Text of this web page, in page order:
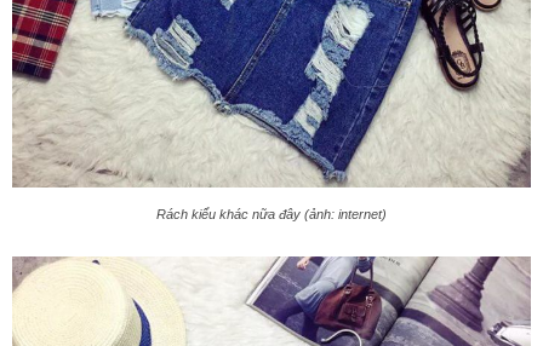
Rách kiểu khác nữa đây (ảnh: internet)